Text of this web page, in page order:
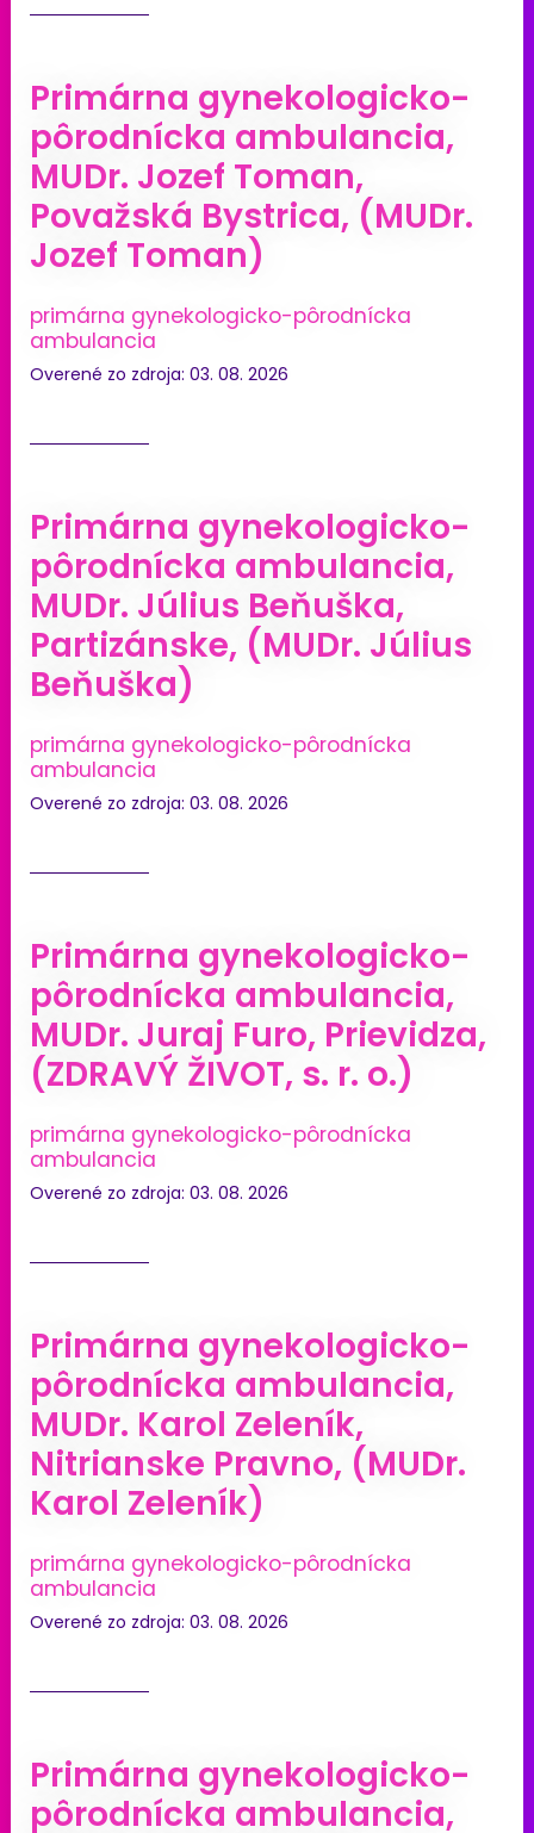
Primárna gynekologicko-
pôrodnícka ambulancia,
MUDr. Jozef Toman,
Považská Bystrica, (MUDr.
Jozef Toman)
primárna gynekologicko-pôrodnícka
ambulancia
Overené zo zdroja: 03. 08. 2026
Primárna gynekologicko-
pôrodnícka ambulancia,
MUDr. Július Beňuška,
Partizánske, (MUDr. Július
Beňuška)
primárna gynekologicko-pôrodnícka
ambulancia
Overené zo zdroja: 03. 08. 2026
Primárna gynekologicko-
pôrodnícka ambulancia,
MUDr. Juraj Furo, Prievidza,
(ZDRAVÝ ŽIVOT, s. r. o.)
primárna gynekologicko-pôrodnícka
ambulancia
Overené zo zdroja: 03. 08. 2026
Primárna gynekologicko-
pôrodnícka ambulancia,
MUDr. Karol Zeleník,
Nitrianske Pravno, (MUDr.
Karol Zeleník)
primárna gynekologicko-pôrodnícka
ambulancia
Overené zo zdroja: 03. 08. 2026
Primárna gynekologicko-
pôrodnícka ambulancia,